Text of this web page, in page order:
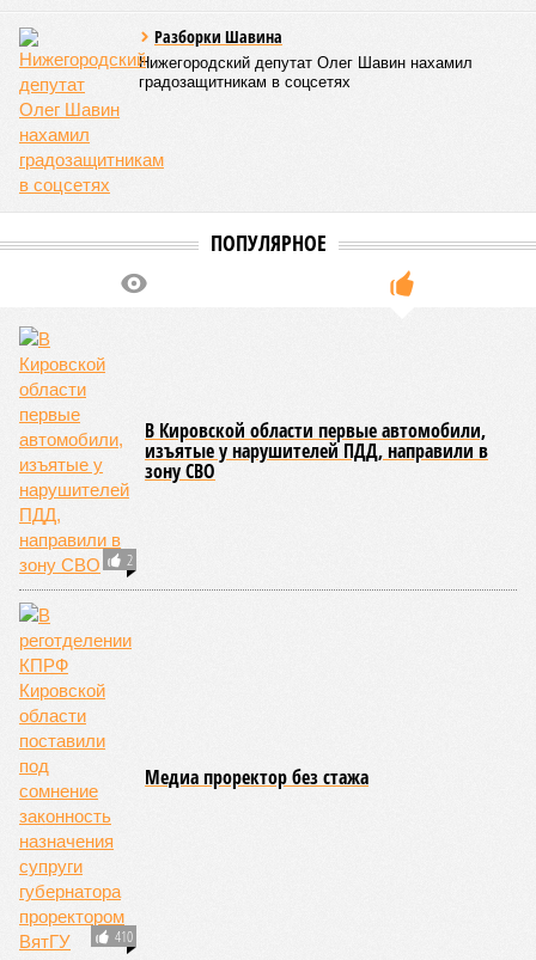
Разборки Шавина
Нижегородский депутат Олег Шавин нахамил
градозащитникам в соцсетях
ПОПУЛЯРНОЕ
2
В Кировской области первые автомобили,
изъятые у нарушителей ПДД, направили в
зону СВО
410
Медиа проректор без стажа